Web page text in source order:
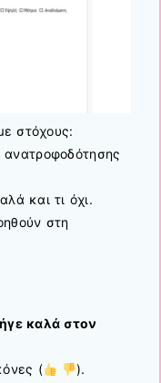
στόχους:
και τι όχι.
στη
καλά στον
(
).